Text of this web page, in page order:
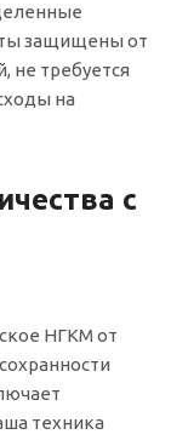
защищены от
не требуется
на
с
НГКМ от
техника